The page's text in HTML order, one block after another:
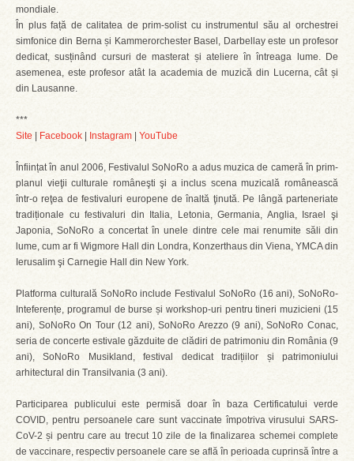
mondiale.
În plus față de calitatea de prim-solist cu instrumentul său al orchestrei
simfonice din Berna și Kammerorchester Basel, Darbellay este un profesor
dedicat, susținând cursuri de masterat și ateliere în întreaga lume. De
asemenea, este profesor atât la academia de muzică din Lucerna, cât și
din Lausanne.
***
Site
Facebook Instagram YouTube
Înființat în anul 2006, Festivalul SoNoRo a adus muzica de cameră în prim-
planul vieţii culturale româneşti şi a inclus scena muzicală românească
într-o reţea de festivaluri europene de înaltă ţinută. Pe lângă parteneriate
tradiționale cu festivaluri din Italia, Letonia, Germania, Anglia, Israel şi
Japonia, SoNoRo a concertat în unele dintre cele mai renumite săli din
lume, cum ar fi Wigmore Hall din Londra, Konzerthaus din Viena, YMCA din
Ierusalim şi Carnegie Hall din New York.
Platforma culturală SoNoRo include Festivalul SoNoRo (16 ani), SoNoRo-
Inteferențe, programul de burse și workshop-uri pentru tineri muzicieni (15
ani), SoNoRo On Tour (12 ani), SoNoRo Arezzo (9 ani), SoNoRo Conac,
seria de concerte estivale găzduite de clădiri de patrimoniu din România (9
ani), SoNoRo Musikland, festival dedicat tradițiilor și patrimoniului
arhitectural din Transilvania (3 ani).
Participarea publicului este permisă doar în baza Certificatului verde
COVID, pentru persoanele care sunt vaccinate împotriva virusului SARS-
CoV-2 și pentru care au trecut 10 zile de la finalizarea schemei complete
de vaccinare, respectiv persoanele care se află în perioada cuprinsă între a